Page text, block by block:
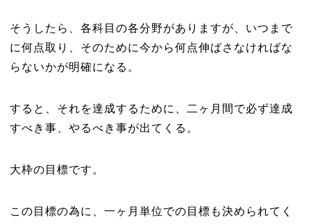
そうしたら、各科目の各分野がありますが、いつまで
に何点取り、そのために今から何点伸ばさなければな
らないかが明確になる。
すると、それを達成するために、二ヶ月間で必ず達成
すべき事、やるべき事が出てくる。
大枠の目標です。
この目標の為に、一ヶ月単位での目標も決められてく